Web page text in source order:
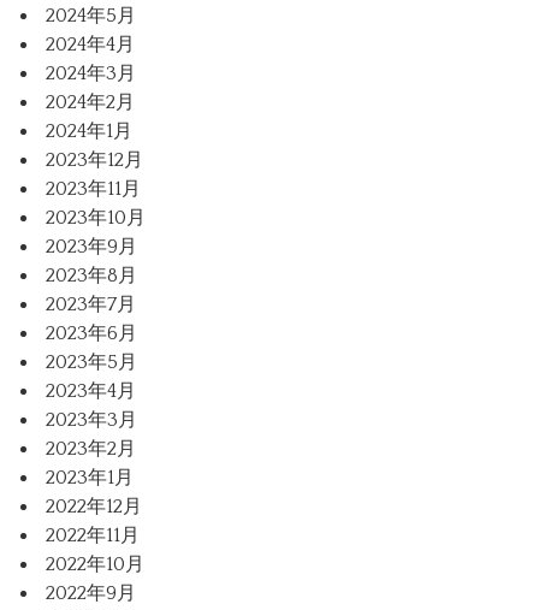
2024年5月
2024年4月
2024年3月
2024年2月
2024年1月
2023年12月
2023年11月
2023年10月
2023年9月
2023年8月
2023年7月
2023年6月
2023年5月
2023年4月
2023年3月
2023年2月
2023年1月
2022年12月
2022年11月
2022年10月
2022年9月